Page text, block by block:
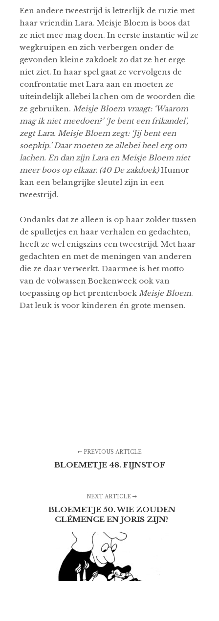
Een andere tweestrijd is letterlijk de ruzie met
haar vriendin Lara. Meisje Bloem is boos dat
ze niet mee mag doen. In eerste instantie wil ze
wegkruipen en zich verbergen onder de
gevonden kleine zakdoek zo dat ze het erge
niet ziet. In haar spel gaat ze vervolgens de
confrontatie met Lara aan en moeten ze
uiteindelijk allebei lachen om de woorden die
ze gebruiken. MeisjeBloem vraagt: ‘Waarom
mag ik niet meedoen?’ ‘Je bent een frikandel’,
zegt Lara. Meisje Bloem zegt: ‘Jij bent een
soepkip.’ Daar moeten ze allebei heel erg om
lachen. En dan zijn Lara en Meisje Bloem niet
meer boos op elkaar. (40 De zakdoek)Humor
kan een belangrijke sleutel zijn in een
tweestrijd.
Ondanks dat ze alleen is op haar zolder tussen
de spulletjes en haar verhalen en gedachten,
heeft ze wel enigszins een tweestrijd. Met haar
gedachten en met de meningen van anderen
die ze daar verwerkt. Daarmee is het motto
van de volwassen Boekenweek ook van
toepassing op het prentenboek Meisje Bloem.
Dat leuk is voor kinderen én grote mensen.
PREVIOUS ARTICLE
BLOEMETJE 48. FIJNSTOF
NEXT ARTICLE
BLOEMETJE 50. WIE ZOUDEN
CLÉMENCE EN JORIS ZIJN?